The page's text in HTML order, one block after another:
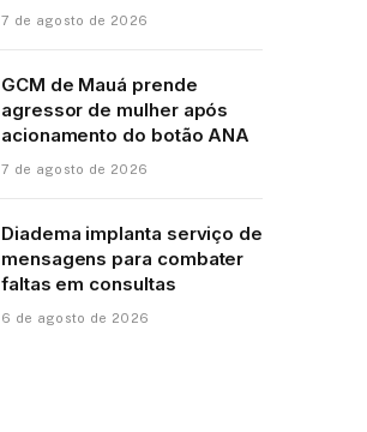
7 de agosto de 2026
GCM de Mauá prende
agressor de mulher após
acionamento do botão ANA
7 de agosto de 2026
Diadema implanta serviço de
mensagens para combater
faltas em consultas
6 de agosto de 2026